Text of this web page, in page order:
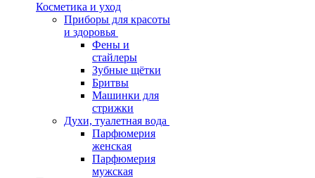
Косметика и уход
Приборы для красоты
и здоровья
Фены и
стайлеры
Зубные щётки
Бритвы
Машинки для
стрижки
Духи, туалетная вода
Парфюмерия
женская
Парфюмерия
мужская